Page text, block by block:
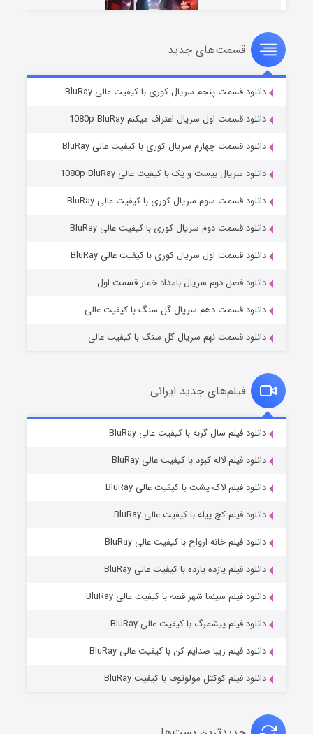
سریال زشت
قسمت۵ (زیرنویس) منتشر شد
وستی ها
قسمت۱ (زیرنویس) منتشر شد
قسمت۶ (زیرنویس) منتشر شد
قسمت‌های جدید
دانلود قسمت پنجم سریال کوری با کیفیت عالی BluRay
دانلود قسمت اول سریال اعتراف میکنم 1080p BluRay
دانلود قسمت چهارم سریال کوری با کیفیت عالی BluRay
دانلود سریال بیست و یک با کیفیت عالی 1080p BluRay
دانلود قسمت سوم سریال کوری با کیفیت عالی BluRay
دانلود قسمت دوم سریال کوری با کیفیت عالی BluRay
دانلود قسمت اول سریال کوری با کیفیت عالی BluRay
دانلود فصل دوم سریال بامداد خمار قسمت اول
دانلود قسمت دهم سریال گل سنگ با کیفیت عالی
دانلود قسمت نهم سریال گل سنگ با کیفیت عالی
فیلم‌های جدید ایرانی
دانلود فیلم سال گربه با کیفیت عالی BluRay
دانلود فیلم لاله کبود با کیفیت عالی BluRay
دانلود فیلم لاک پشت با کیفیت عالی BluRay
دانلود فیلم کج‌ پیله با کیفیت عالی BluRay
دانلود فیلم خانه ارواح با کیفیت عالی BluRay
دانلود فیلم یازده یازده با کیفیت عالی BluRay
دانلود فیلم سینما شهر قصه با کیفیت عالی BluRay
دانلود فیلم پیشمرگ با کیفیت عالی BluRay
دانلود فیلم زیبا صدایم کن با کیفیت عالی BluRay
دانلود فیلم کوکتل مولوتوف با کیفیت BluRay